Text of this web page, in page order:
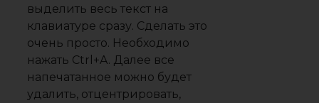
выделить весь текст на
клавиатуре сразу. Сделать это
очень просто. Необходимо
нажать Ctrl+A. Далее все
напечатанное можно будет
удалить, отцентрировать,